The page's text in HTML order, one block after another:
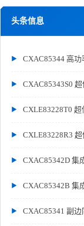
头条信息
CXAC85344 高功
CXAC85343S0
CXLE83228T0
CXLE83228R3
CXAC85342D 集
CXAC85342B 集
CXAC85341 副